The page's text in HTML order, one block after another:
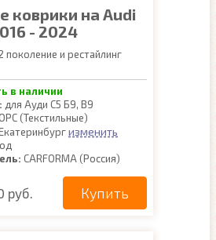
коврики на Audi
- 2024
поколение и рестайлинг
в наличии
для Ауди С5 Б9, В9
(Текстильные)
изменить
CARFORMA (Россия)
руб. Купить